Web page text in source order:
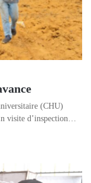
(CHU)
visite d’inspection…